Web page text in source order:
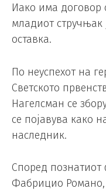
Иако има договор
младиот
оставка.
По неуспехот на
Светското
Нагелсман се
се појавува како
наследник.
Според познатиот
Фабрицио